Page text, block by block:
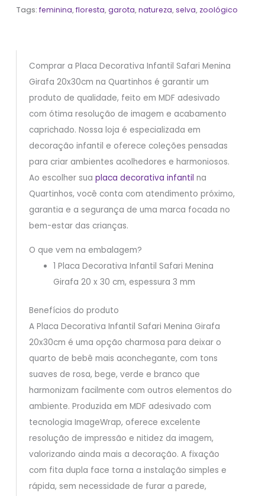
Tags:feminina,floresta,garota,natureza,selva, zoológico
Comprar a Placa Decorativa Infantil Safari Menina
Girafa 20x30cm na Quartinhos é garantir um
produto de qualidade, feito em MDF adesivado
com ótima resolução de imagem e acabamento
caprichado. Nossa loja é especializada em
decoração infantil e oferece coleções pensadas
para criar ambientes acolhedores e harmoniosos.
Ao escolher sua placa decorativa infantil na
Quartinhos, você conta com atendimento próximo,
garantia e a segurança de uma marca focada no
bem-estar das crianças.
O que vem na embalagem?
1 Placa Decorativa Infantil Safari Menina
Girafa 20 x 30 cm, espessura 3 mm
Benefícios do produto
A Placa Decorativa Infantil Safari Menina Girafa
20x30cm é uma opção charmosa para deixar o
quarto de bebê mais aconchegante, com tons
suaves de rosa, bege, verde e branco que
harmonizam facilmente com outros elementos do
ambiente. Produzida em MDF adesivado com
tecnologia ImageWrap, oferece excelente
resolução de impressão e nitidez da imagem,
valorizando ainda mais a decoração. A fixação
com fita dupla face torna a instalação simples e
rápida, sem necessidade de furar a parede,